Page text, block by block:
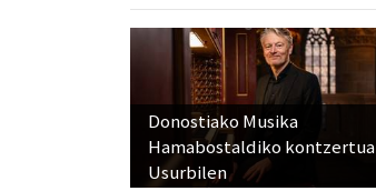
Donostiako Musika
Hamabostaldiko kontzertua
Usurbilen